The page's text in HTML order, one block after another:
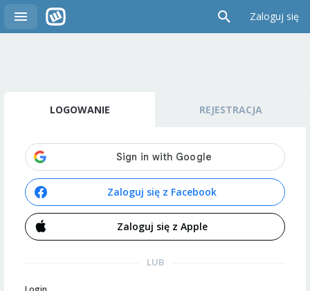
Zaloguj się
LOGOWANIE REJESTRACJA
Zaloguj się z Facebook
Zaloguj się z Apple
LUB